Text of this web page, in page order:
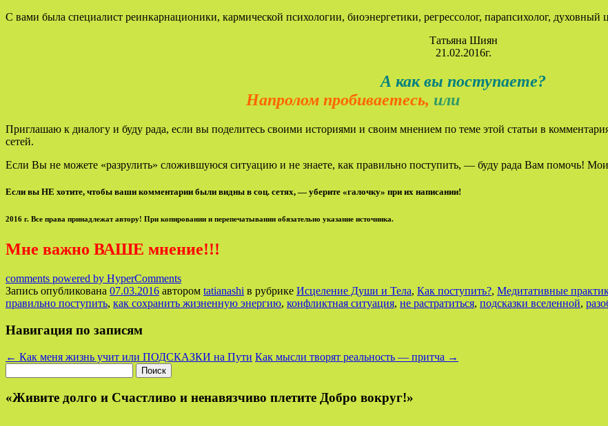
С вами была специалист реинкарнационики, кармической психологии, биоэнергетики, регрессолог, парапсихолог, духовный
Татьяна Шиян
21.02.2016г.
А как вы поступаете?
Напролом пробиваетесь, или
Приглашаю к диалогу и буду рада, если вы поделитесь своими историями и своим мнением по теме этой статьи в
сетей.
Если Вы не можете «разрулить» сложившуюся ситуацию и не знаете, как правильно поступить, — буду рада Вам помочь!
Если вы НЕ хотите, чтобы ваши комментарии были видны в соц. сетях, — уберите «галочку» при их написании!
2016 г. Все права принадлежат автору! При копировании и перепечатывании обязательно указание источника.
Мне важно ВАШЕ мнение!!!
comments powered by HyperComments
Запись опубликована 07.03.2016 автором tatianashi в рубрике Исцеление Души и Тела, Как поступить?, Медитативные
правильно поступить, как сохранить жизненную энергию, конфликтная ситуация, не растратиться, подсказки вселенной,
Навигация по записям
← Как меня жизнь учит или ПОДСКАЗКИ на Пути Как мысли творят реальность — притча →
«Живите долго и Счастливо и ненавязчиво плетите Добро вокруг!»